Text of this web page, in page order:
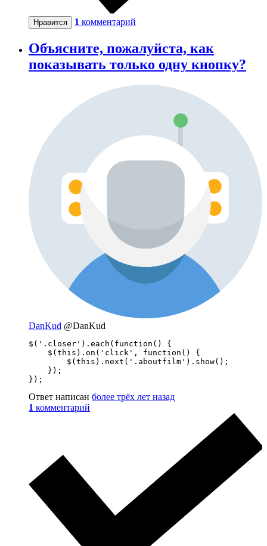
Нравится 1 комментарий
Объясните, пожалуйста, как
показывать только одну кнопку?
DanKud @DanKud
$('.closer').each(function() {
    $(this).on('click', function() {
        $(this).next('.aboutfilm').show();
    });
});
Ответ написан более трёх лет назад
1 комментарий